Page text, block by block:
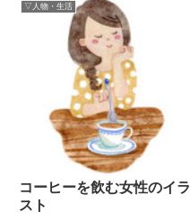
▽人物・生活
コーヒーを飲む女性のイラ
スト